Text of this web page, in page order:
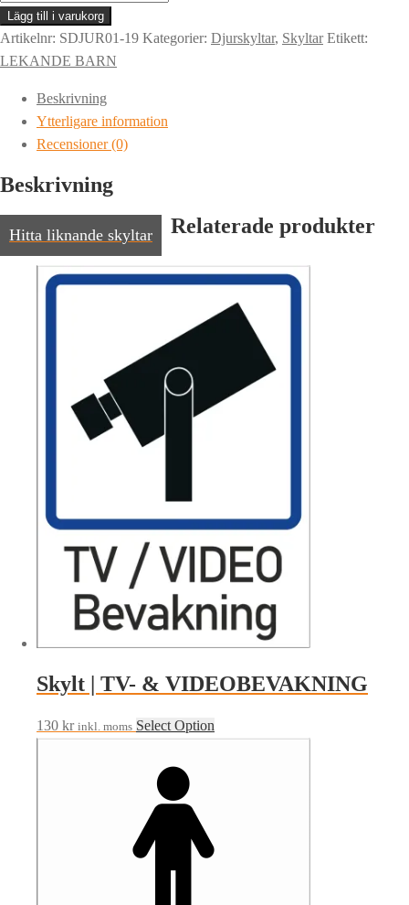
KÖR
SAKTA
LEVANDE
DJUR
Varning
mängd
Lägg till i varukorg
Artikelnr: SDJUR01-19 Kategorier: Djurskyltar, Skyltar Etikett:
LEKANDE BARN
Beskrivning
Ytterligare information
Recensioner (0)
Beskrivning
Hitta liknande skyltar Relaterade produkter
Skylt | TV- & VIDEOBEVAKNING
130 kr inkl. moms Select Option